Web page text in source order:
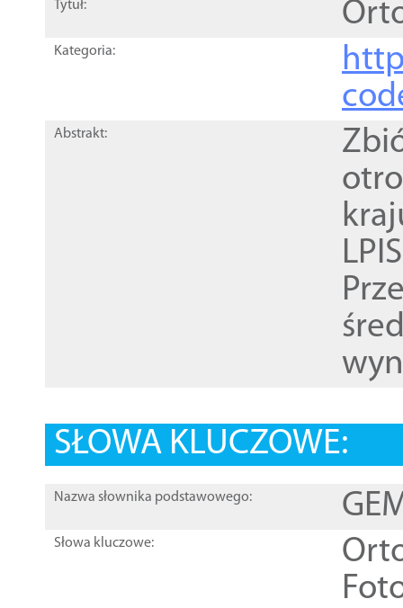
Tytuł:
Kategoria:
Abstrakt:
SŁOWA KLUCZOWE:
Nazwa słownika podstawowego:
Słowa kluczowe: